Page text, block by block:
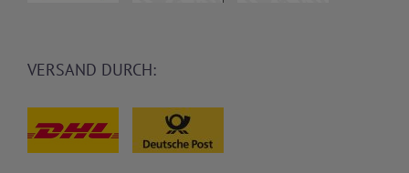
VERSAND DURCH: